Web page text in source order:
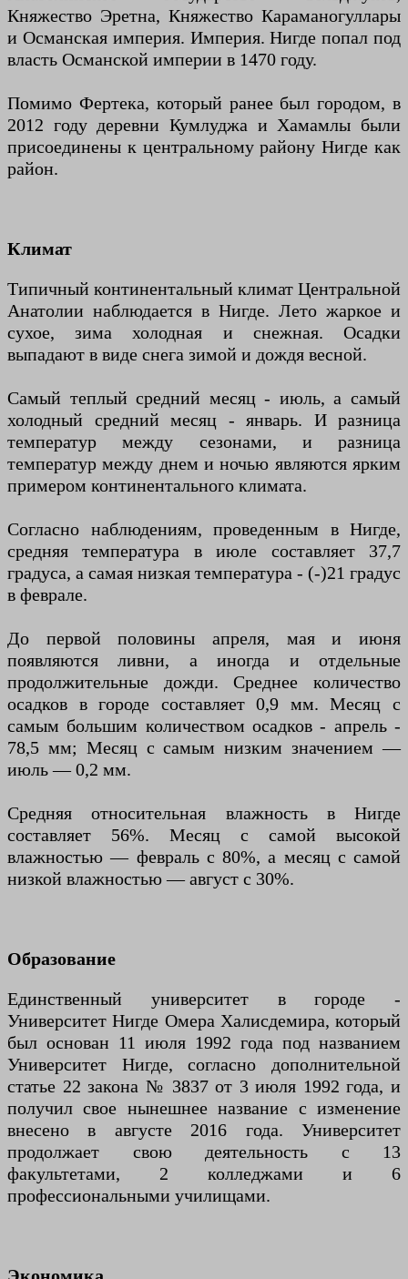
Княжество Эретна, Княжество Караманогуллары
и Османская империя. Империя. Нигде попал под
власть Османской империи в 1470 году.
Помимо Фертека, который ранее был городом, в
2012 году деревни Кумлуджа и Хамамлы были
присоединены к центральному району Нигде как
район.
Климат
Типичный континентальный климат Центральной
Анатолии наблюдается в Нигде. Лето жаркое и
сухое, зима холодная и снежная. Осадки
выпадают в виде снега зимой и дождя весной.
Самый теплый средний месяц - июль, а самый
холодный средний месяц - январь. И разница
температур между сезонами, и разница
температур между днем ​​и ночью являются ярким
примером континентального климата.
Согласно наблюдениям, проведенным в Нигде,
средняя температура в июле составляет 37,7
градуса, а самая низкая температура - (-)21 градус
в феврале.
До первой половины апреля, мая и июня
появляются ливни, а иногда и отдельные
продолжительные дожди. Среднее количество
осадков в городе составляет 0,9 мм. Месяц с
самым большим количеством осадков - апрель -
78,5 мм; Месяц с самым низким значением —
июль — 0,2 мм.
Средняя относительная влажность в Нигде
составляет 56%. Месяц с самой высокой
влажностью — февраль с 80%, а месяц с самой
низкой влажностью — август с 30%.
Образование
Единственный университет в городе -
Университет Нигде Омера Халисдемира, который
был основан 11 июля 1992 года под названием
Университет Нигде, согласно дополнительной
статье 22 закона № 3837 от 3 июля 1992 года, и
получил свое нынешнее название с изменение
внесено в августе 2016 года. Университет
продолжает свою деятельность с 13
факультетами, 2 колледжами и 6
профессиональными училищами.